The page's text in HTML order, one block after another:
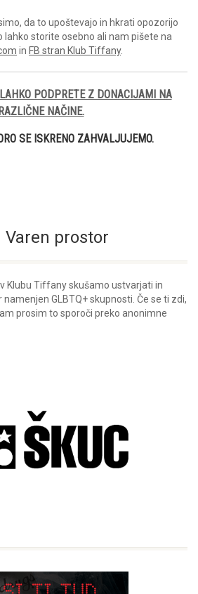
da to upoštevajo in hkrati opozorijo
lahko storite osebno ali nam pišete na
in FB stran Klub Tiffany.
PODPRETE Z DONACIJAMI NA
RAZLIČNE NAČINE.
SE ISKRENO ZAHVALJUJEMO.
prostor
Klubu Tiffany skušamo ustvarjati in
GLBTQ+ skupnosti. Če se ti zdi,
prosim to sporoči preko anonimne